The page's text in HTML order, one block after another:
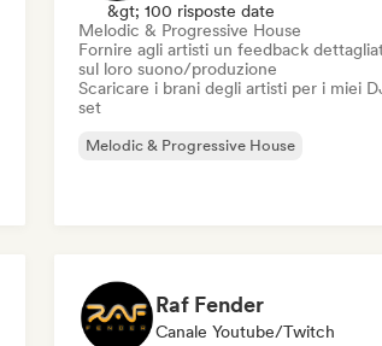
&gt; 100 risposte date
Melodic & Progressive House
Fornire agli artisti un feedback
sul loro suono/produzione
Scaricare i brani degli artisti per i miei
set
Melodic & Progressive House
Raf Fender
Canale Youtube/Twitch